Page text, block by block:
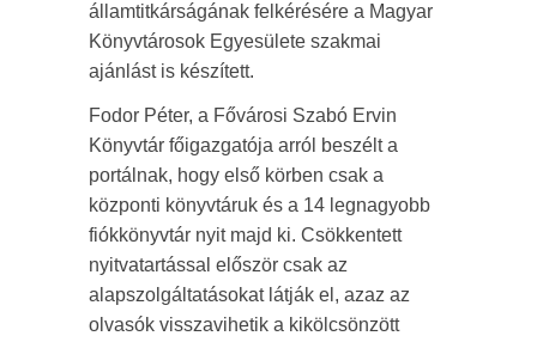
államtitkárságának felkérésére a Magyar
Könyvtárosok Egyesülete szakmai
ajánlást is készített.
Fodor Péter, a Fővárosi Szabó Ervin
Könyvtár főigazgatója arról beszélt a
portálnak, hogy első körben csak a
központi könyvtáruk és a 14 legnagyobb
fiókkönyvtár nyit majd ki. Csökkentett
nyitvatartással először csak az
alapszolgáltatásokat látják el, azaz az
olvasók visszavihetik a kikölcsönzött